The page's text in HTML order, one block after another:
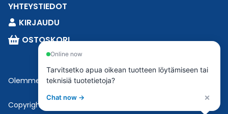
YHTEYSTIEDOT
KIRJAUDU
OSTOSKORI
Olemme osaEsbeconia.
Copyright © 2023 Esbecon | All Rights Reserved
Online now
Tarvitsetko apua oikean tuotteen löytämiseen tai
teknisiä tuotetietoja?
Chat now → ×